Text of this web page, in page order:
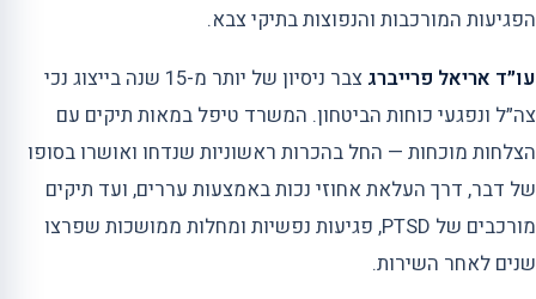
הפגיעות המורכבות והנפוצות בתיקי צבא.
עו״ד אריאל פרייברג
צבר ניסיון של יותר מ-15 שנה בייצוג נכי
צה״ל ונפגעי כוחות הביטחון. המשרד טיפל במאות תיקים עם
הצלחות מוכחות — החל בהכרות ראשוניות שנדחו ואושרו בסופו
של דבר, דרך העלאת אחוזי נכות באמצעות עררים, ועד תיקים
מורכבים של PTSD, פגיעות נפשיות ומחלות ממושכות שפרצו
שנים לאחר השירות.